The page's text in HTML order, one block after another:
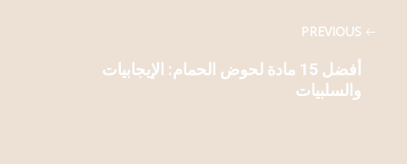
PREVIOUS
أفضل 15 مادة لحوض الحمام: الإيجابيات
والسلبيات